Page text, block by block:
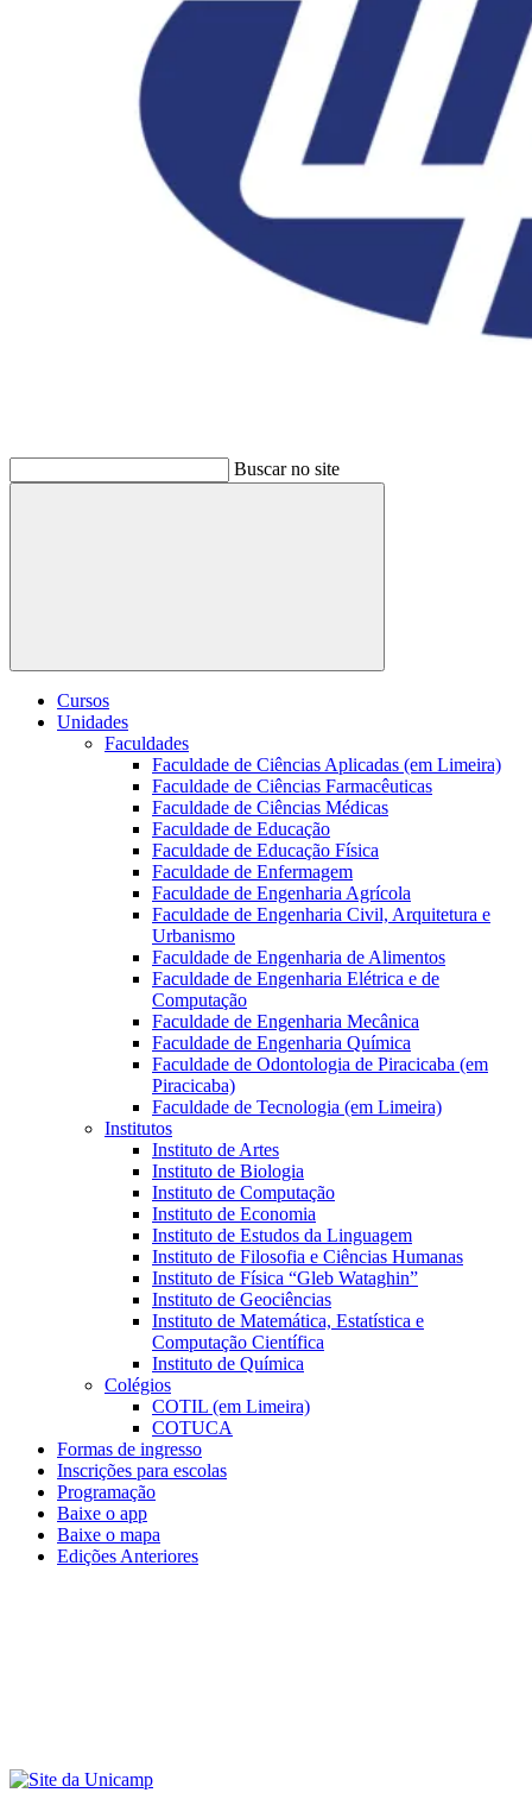
Buscar no site
Buscar
Cursos
Unidades
Faculdades
Faculdade de Ciências Aplicadas (em Limeira)
Faculdade de Ciências Farmacêuticas
Faculdade de Ciências Médicas
Faculdade de Educação
Faculdade de Educação Física
Faculdade de Enfermagem
Faculdade de Engenharia Agrícola
Faculdade de Engenharia Civil, Arquitetura e
Urbanismo
Faculdade de Engenharia de Alimentos
Faculdade de Engenharia Elétrica e de
Computação
Faculdade de Engenharia Mecânica
Faculdade de Engenharia Química
Faculdade de Odontologia de Piracicaba (em
Piracicaba)
Faculdade de Tecnologia (em Limeira)
Institutos
Instituto de Artes
Instituto de Biologia
Instituto de Computação
Instituto de Economia
Instituto de Estudos da Linguagem
Instituto de Filosofia e Ciências Humanas
Instituto de Física “Gleb Wataghin”
Instituto de Geociências
Instituto de Matemática, Estatística e
Computação Científica
Instituto de Química
Colégios
COTIL (em Limeira)
COTUCA
Formas de ingresso
Inscrições para escolas
Programação
Baixe o app
Baixe o mapa
Edições Anteriores